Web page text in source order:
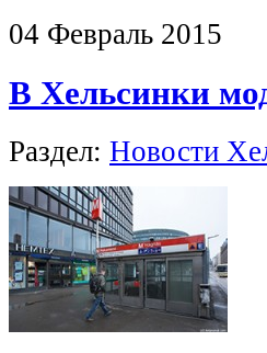
04 Февраль 2015
В Хельсинки
Раздел: Новости